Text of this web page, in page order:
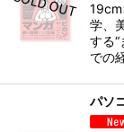
学、
する
での
パソ